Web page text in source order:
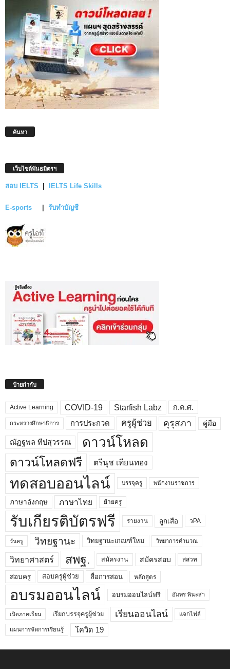
ค้นหา
เว็บไซต์พันธมิตรฯ
สอบ IELTS IELTS Life Skills
E-sports รับทำบัญชี
ป้ายกำกับ
Active Learning COVID-19 Starfish Labz ก.ค.ศ.
กระทรวงศึกษาธิการ การประกวด ครูผู้ช่วย คุรุสภา คู่มือ
ณัฏฐพล ทีปสุวรรณ ดาวน์โหลด
ดาวน์โหลดฟรี ตรีนุช เทียนทอง
ทดสอบออนไลน์ บรรจุครู พนักงานราชการ
ภาษาอังกฤษ ภาษาไทย ย้ายครู
รับเกียรติบัตรฟรี รายงาน ลูกเสือ วPA
วันครู วิทยฐานะ วิทยฐานะเกณฑ์ใหม่ วิทยาการคำนวณ
วิทยาศาสตร์ สพฐ. สมัครงาน สมัครสอบ สสวท
สอบครู สอบครูผู้ช่วย สื่อการสอน หลักสูตร
อบรมออนไลน์ อบรมออนไลน์ฟรี อัมพร พินะสา
เปิดภาคเรียน เรียกบรรจุครูผู้ช่วย เรียนออนไลน์ แจกไฟล์
แผนการจัดการเรียนรู้ โควิด 19